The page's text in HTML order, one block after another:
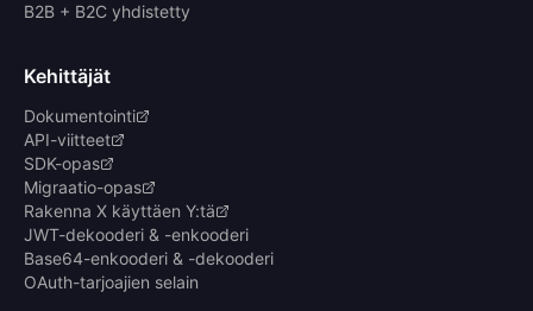
B2B + B2C yhdistetty
Kehittäjät
Dokumentointi
API-viitteet
SDK-opas
Migraatio-opas
Rakenna X käyttäen Y:tä
JWT-dekooderi & -enkooderi
Base64-enkooderi & -dekooderi
OAuth-tarjoajien selain